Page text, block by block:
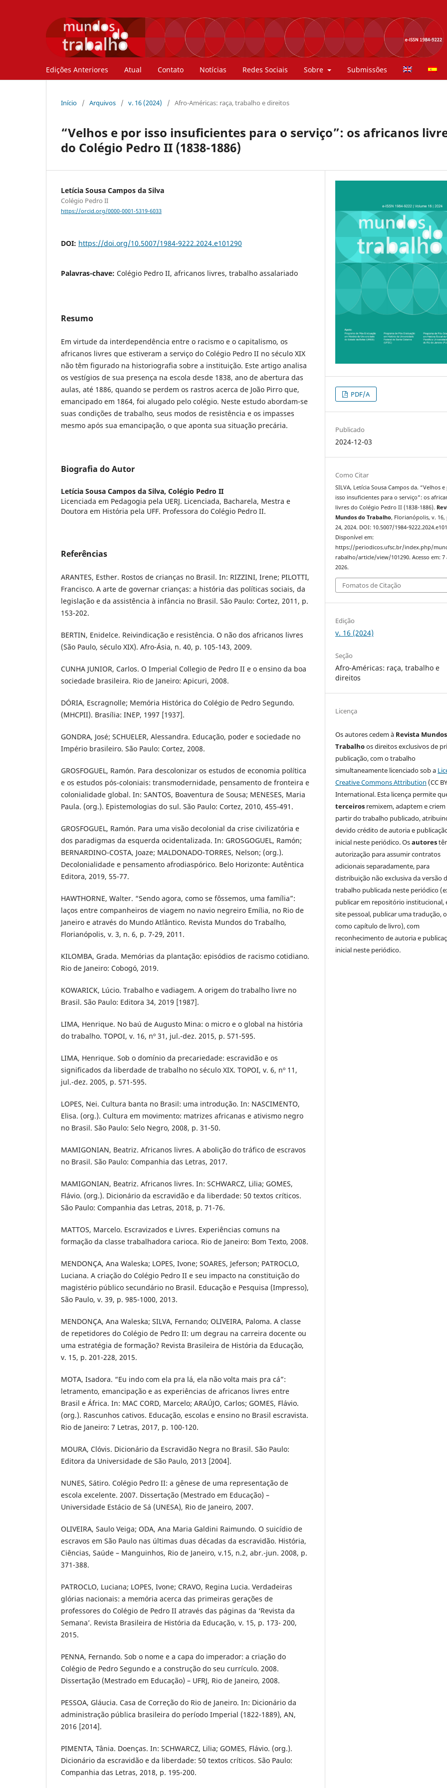
Edições Anteriores Atual Contato Notícias Redes Sociais Sobre Submissões
Início / Arquivos / v. 16 (2024) / Afro-Américas: raça, trabalho e direitos
“Velhos e por isso insuficientes para o serviço”: os africanos
do Colégio Pedro II (1838-1886)
Letícia Sousa Campos da Silva
Colégio Pedro II
https://orcid.org/0000-0001-5319-6033
DOI: https://doi.org/10.5007/1984-9222.2024.e101290
Palavras-chave: Colégio Pedro II, africanos livres, trabalho assalariado
Resumo
Em virtude da interdependência entre o racismo e o capitalismo, os
africanos livres que estiveram a serviço do Colégio Pedro II no século XIX
não têm figurado na historiografia sobre a instituição. Este artigo analisa
os vestígios de sua presença na escola desde 1838, ano de abertura das
aulas, até 1886, quando se perdem os rastros acerca de João Pirro que,
emancipado em 1864, foi alugado pelo colégio. Neste estudo abordam-se
suas condições de trabalho, seus modos de resistência e os impasses
mesmo após sua emancipação, o que aponta sua situação precária.
Biografia do Autor
Letícia Sousa Campos da Silva, Colégio Pedro II
Licenciada em Pedagogia pela UERJ. Licenciada, Bacharela, Mestra e
Doutora em História pela UFF. Professora do Colégio Pedro II.
Referências
ARANTES, Esther. Rostos de crianças no Brasil. In: RIZZINI, Irene; PILOTTI,
Francisco. A arte de governar crianças: a história das políticas sociais, da
legislação e da assistência à infância no Brasil. São Paulo: Cortez, 2011, p.
153-202.
BERTIN, Enidelce. Reivindicação e resistência. O não dos africanos livres
(São Paulo, século XIX). Afro-Ásia, n. 40, p. 105-143, 2009.
CUNHA JUNIOR, Carlos. O Imperial Collegio de Pedro II e o ensino da boa
sociedade brasileira. Rio de Janeiro: Apicuri, 2008.
DÓRIA, Escragnolle; Memória Histórica do Colégio de Pedro Segundo.
(MHCPII). Brasília: INEP, 1997 [1937].
GONDRA, José; SCHUELER, Alessandra. Educação, poder e sociedade no
Império brasileiro. São Paulo: Cortez, 2008.
GROSFOGUEL, Ramón. Para descolonizar os estudos de economia política
e os estudos pós-coloniais: transmodernidade, pensamento de fronteira e
colonialidade global. In: SANTOS, Boaventura de Sousa; MENESES, Maria
Paula. (org.). Epistemologias do sul. São Paulo: Cortez, 2010, 455-491.
GROSFOGUEL, Ramón. Para uma visão decolonial da crise civilizatória e
dos paradigmas da esquerda ocidentalizada. In: GROSGOGUEL, Ramón;
BERNARDINO-COSTA, Joaze; MALDONADO-TORRES, Nelson; (org.).
Decolonialidade e pensamento afrodiaspórico. Belo Horizonte: Autêntica
Editora, 2019, 55-77.
HAWTHORNE, Walter. “Sendo agora, como se fôssemos, uma família”:
laços entre companheiros de viagem no navio negreiro Emília, no Rio de
Janeiro e através do Mundo Atlântico. Revista Mundos do Trabalho,
Florianópolis, v. 3, n. 6, p. 7-29, 2011.
KILOMBA, Grada. Memórias da plantação: episódios de racismo cotidiano.
Rio de Janeiro: Cobogó, 2019.
KOWARICK, Lúcio. Trabalho e vadiagem. A origem do trabalho livre no
Brasil. São Paulo: Editora 34, 2019 [1987].
LIMA, Henrique. No baú de Augusto Mina: o micro e o global na história
do trabalho. TOPOI, v. 16, nº 31, jul.-dez. 2015, p. 571-595.
LIMA, Henrique. Sob o domínio da precariedade: escravidão e os
significados da liberdade de trabalho no século XIX. TOPOI, v. 6, nº 11,
jul.-dez. 2005, p. 571-595.
LOPES, Nei. Cultura banta no Brasil: uma introdução. In: NASCIMENTO,
Elisa. (org.). Cultura em movimento: matrizes africanas e ativismo negro
no Brasil. São Paulo: Selo Negro, 2008, p. 31-50.
MAMIGONIAN, Beatriz. Africanos livres. A abolição do tráfico de escravos
no Brasil. São Paulo: Companhia das Letras, 2017.
MAMIGONIAN, Beatriz. Africanos livres. In: SCHWARCZ, Lilia; GOMES,
Flávio. (org.). Dicionário da escravidão e da liberdade: 50 textos críticos.
São Paulo: Companhia das Letras, 2018, p. 71-76.
MATTOS, Marcelo. Escravizados e Livres. Experiências comuns na
formação da classe trabalhadora carioca. Rio de Janeiro: Bom Texto, 2008.
MENDONÇA, Ana Waleska; LOPES, Ivone; SOARES, Jeferson; PATROCLO,
Luciana. A criação do Colégio Pedro II e seu impacto na constituição do
magistério público secundário no Brasil. Educação e Pesquisa (Impresso),
São Paulo, v. 39, p. 985-1000, 2013.
MENDONÇA, Ana Waleska; SILVA, Fernando; OLIVEIRA, Paloma. A classe
de repetidores do Colégio de Pedro II: um degrau na carreira docente ou
uma estratégia de formação? Revista Brasileira de História da Educação,
v. 15, p. 201-228, 2015.
MOTA, Isadora. “Eu indo com ela pra lá, ela não volta mais pra cá”:
letramento, emancipação e as experiências de africanos livres entre
Brasil e África. In: MAC CORD, Marcelo; ARAÚJO, Carlos; GOMES, Flávio.
(org.). Rascunhos cativos. Educação, escolas e ensino no Brasil escravista.
Rio de Janeiro: 7 Letras, 2017, p. 100-120.
MOURA, Clóvis. Dicionário da Escravidão Negra no Brasil. São Paulo:
Editora da Universidade de São Paulo, 2013 [2004].
NUNES, Sátiro. Colégio Pedro II: a gênese de uma representação de
escola excelente. 2007. Dissertação (Mestrado em Educação) –
Universidade Estácio de Sá (UNESA), Rio de Janeiro, 2007.
OLIVEIRA, Saulo Veiga; ODA, Ana Maria Galdini Raimundo. O suicídio de
escravos em São Paulo nas últimas duas décadas da escravidão. História,
Ciências, Saúde – Manguinhos, Rio de Janeiro, v.15, n.2, abr.-jun. 2008, p.
371-388.
PATROCLO, Luciana; LOPES, Ivone; CRAVO, Regina Lucia. Verdadeiras
glórias nacionais: a memória acerca das primeiras gerações de
professores do Colégio de Pedro II através das páginas da ‘Revista da
Semana’. Revista Brasileira de História da Educação, v. 15, p. 173- 200,
2015.
PENNA, Fernando. Sob o nome e a capa do imperador: a criação do
Colégio de Pedro Segundo e a construção do seu currículo. 2008.
Dissertação (Mestrado em Educação) – UFRJ, Rio de Janeiro, 2008.
PESSOA, Gláucia. Casa de Correção do Rio de Janeiro. In: Dicionário da
administração pública brasileira do período Imperial (1822-1889), AN,
2016 [2014].
PIMENTA, Tânia. Doenças. In: SCHWARCZ, Lilia; GOMES, Flávio. (org.).
Dicionário da escravidão e da liberdade: 50 textos críticos. São Paulo:
Companhia das Letras, 2018, p. 195-200.
PDF/A
Publicado
2024-12-03
Como Citar
SILVA, Letícia Sousa Campos da. “Velhos
isso insuficientes para o serviço”: os
livres do Colégio Pedro II (1838-1886).
Mundos do Trabalho, Florianópolis, v. 16,
24, 2024. DOI: 10.5007/1984-
Disponível em:
https://periodicos.ufsc.br/index.php/
rabalho/article/view/101290. Acesso em: 7
2026.
Fomatos de Citação
Edição
v. 16 (2024)
Seção
Afro-Américas: raça, trabalho e
direitos
Licença
Os autores cedem à Revista
Trabalhoos direitos exclusivos de
publicação, com o trabalho
simultaneamente licenciado sob a
Creative Commons Attribution (CC
International. Esta licença permite
terceiros remixem, adaptem e criem
partir do trabalho publicado,
devido crédito de autoria e
inicial neste periódico. Osautores
autorização para assumir contratos
adicionais separadamente, para
distribuição não exclusiva da versão
trabalho publicada neste periódico
publicar em repositório institucional,
site pessoal, publicar uma tradução,
como capítulo de livro), com
reconhecimento de autoria e
inicial neste periódico.